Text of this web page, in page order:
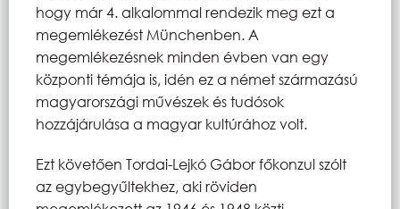
hogy már 4. alkalommal rendezik meg ezt a
megemlékezést Münchenben. A
megemlékezésnek minden évben van egy
központi témája is, idén ez a német származású
magyarországi művészek és tudósok
hozzájárulása a magyar kultúrához volt.
Ezt követően Tordai-Lejkó Gábor főkonzul szólt
az egybegyűltekhez, aki röviden